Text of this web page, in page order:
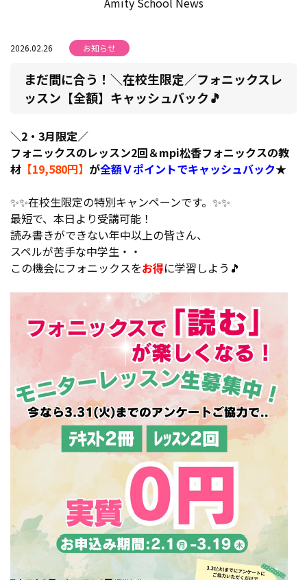
2026.02.26 お知らせ
まだ間に合う！＼在校生限定／フォニックスレ
ッスン【全額】キャッシュバック🎵
＼2・3月限定／
フォニックスのレッスン2回＆mpi松香フォニックスの教
材 【19,580円】 が全額Ｖポイントでキャッシュバック★
✨✨在校生限定の特別キャンペーンです。✨✨
最短で、本日より受講可能！
読み書きができない年中以上の皆さん、
スペルが苦手な中学生・・
この機会にフォニックスをお得に学習しよう🎵